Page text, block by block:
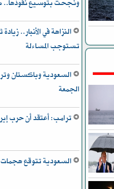
تستوجب المساءلة
السعودية وباكستان
الجمعة
ترامب: أعتقد أن حرب
السعودية تتوقع